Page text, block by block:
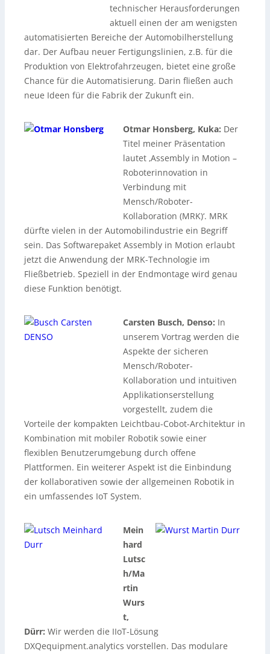
technischer Herausforderungen
aktuell einen der am wenigsten
automatisierten Bereiche der Automobilherstellung
dar. Der Aufbau neuer Fertigungslinien, z.B. für die
Produktion von Elektrofahrzeugen, bietet eine große
Chance für die Automatisierung. Darin fließen auch
neue Ideen für die Fabrik der Zukunft ein.
Otmar Honsberg, Kuka: Der
Titel meiner Präsentation
lautet ‚Assembly in Motion –
Roboterinnovation in
Verbindung mit
Mensch/Roboter-
Kollaboration (MRK)‘. MRK
dürfte vielen in der Automobilindustrie ein Begriff
sein. Das Softwarepaket Assembly in Motion erlaubt
jetzt die Anwendung der MRK-Technologie im
Fließbetrieb. Speziell in der Endmontage wird genau
diese Funktion benötigt.
Carsten Busch, Denso: In
unserem Vortrag werden die
Aspekte der sicheren
Mensch/Roboter-
Kollaboration und intuitiven
Applikationserstellung
vorgestellt, zudem die
Vorteile der kompakten Leichtbau-Cobot-Architektur in
Kombination mit mobiler Robotik sowie einer
flexiblen Benutzerumgebung durch offene
Plattformen. Ein weiterer Aspekt ist die Einbindung
der kollaborativen sowie der allgemeinen Robotik in
ein umfassendes IoT System.
Mein
hard
Lutsc
h/Ma
rtin
Wurs
t,
Dürr: Wir werden die IIoT-Lösung
DXQequipment.analytics vorstellen. Das modulare